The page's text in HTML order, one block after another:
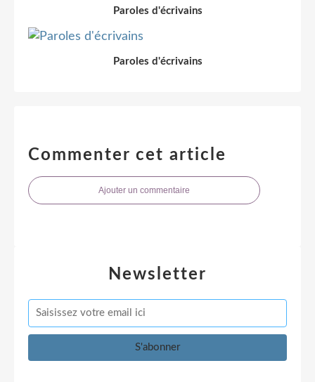
Paroles d'écrivains
Paroles d'écrivains
Commenter cet article
Ajouter un commentaire
Newsletter